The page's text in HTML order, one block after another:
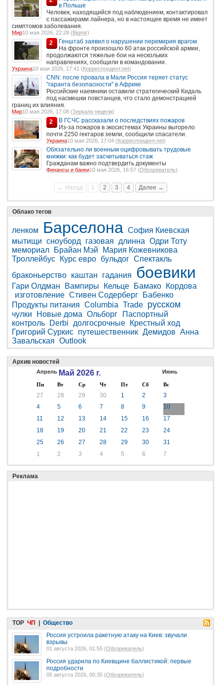
в Польше
Человек, находящийся под наблюдением, контактировал
с пассажирами лайнера, но в настоящее время не имеет
симптомов заболевания.
Мир10 мая 2026, 22:28 (Bigmir)
2
Генштаб заявил о нарушении перемирия врагом
На фронте произошло 60 атак российской армии,
продолжаются тяжелые бои на нескольких
направлениях, сообщили в командовании.
Украина10 мая 2026, 17:41 (Корреспондент.net)
CNN: после провала в Мали Россия теряет статус
"гаранта безопасности" в Африке
Российские наемники оставили стратегический Кидаль
под насмешки повстанцев, что стало демонстрацией
границ их влияния.
Мир10 мая 2026, 17:08 (Зеркало недели)
2
В ГСЧС рассказали о последствиях пожаров
Из-за пожаров в экосистемах Украины выгорело
почти 2250 гектаров земли, сообщили спасатели.
Украина10 мая 2026, 17:04 (Корреспондент.net)
Обязательно ли военным оцифровывать трудовые
книжки: как будет засчитываться стаж
Гражданам важно подтвердить документы
Финансы и банки10 мая 2026, 16:57 (Обозреватель)
← Назад 1 2 3 4 Далее →
Облако тегов
ленком Барселона София Киевская
мытищи сноуборд газовая длинна Одри Тоту
мемориал
Брайан Мэй
Мария Кожевникова
Троллейбус
Курс евро бульдог Спектакль
браконьерство каштан гадания боевики
Гари Олдман Вампиры Кельце Бамако
Кордова
изготовление Стивен Содерберг
Бабенко
Продукты питания Columbia Trade русском
чулки Новые дома Ольборг
Паспортный
контроль
Derbi долгосрочные
Крестный ход
Григорий Суркис путешественник Демидов Анна
Завальская Outlook
Архив новостей
Апрель Май 2026 г. Июнь
Пн Вт Ср Чт Пт Сб Вс
27 28 29 30 1 2
3
4
5 6 7 8 9
10
11
12 13 14 15 16
17
18
19 20 21 22 23
24
25
26 27 28 29 30
31
1
2 3 4 5 6 7
Реклама
TOP ЧП | Общество
Россия устроила ракетную атаку на Киев: звучали
взрывы
01 августа 2026, 01:55 (Обозреватель)
Россия ударила по Киевщине баллистикой: первые
подробности
05 августа 2026, 00:35 (Обозреватель)